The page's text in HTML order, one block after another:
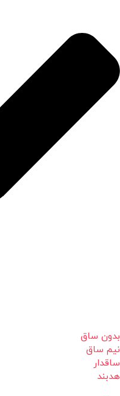
بدون ساق
نیم ساق
ساقدار
هدبند